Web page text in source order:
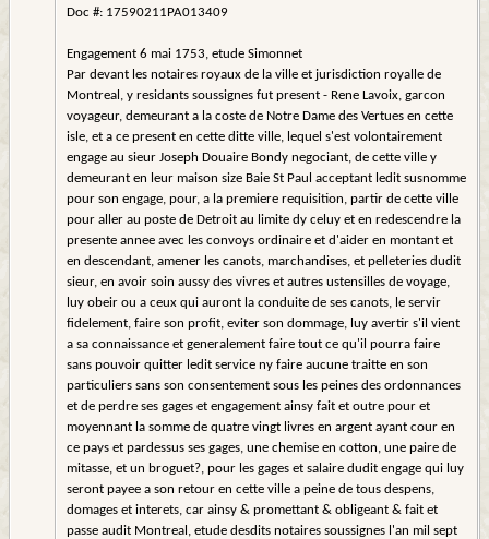
Doc #: 17590211PA013409
Engagement 6 mai 1753, etude Simonnet
Par devant les notaires royaux de la ville et jurisdiction royalle de
Montreal, y residants soussignes fut present - Rene Lavoix, garcon
voyageur, demeurant a la coste de Notre Dame des Vertues en cette
isle, et a ce present en cette ditte ville, lequel s'est volontairement
engage au sieur Joseph Douaire Bondy negociant, de cette ville y
demeurant en leur maison size Baie St Paul acceptant ledit susnomme
pour son engage, pour, a la premiere requisition, partir de cette ville
pour aller au poste de Detroit au limite dy celuy et en redescendre la
presente annee avec les convoys ordinaire et d'aider en montant et
en descendant, amener les canots, marchandises, et pelleteries dudit
sieur, en avoir soin aussy des vivres et autres ustensilles de voyage,
luy obeir ou a ceux qui auront la conduite de ses canots, le servir
fidelement, faire son profit, eviter son dommage, luy avertir s'il vient
a sa connaissance et generalement faire tout ce qu'il pourra faire
sans pouvoir quitter ledit service ny faire aucune traitte en son
particuliers sans son consentement sous les peines des ordonnances
et de perdre ses gages et engagement ainsy fait et outre pour et
moyennant la somme de quatre vingt livres en argent ayant cour en
ce pays et pardessus ses gages, une chemise en cotton, une paire de
mitasse, et un broguet?, pour les gages et salaire dudit engage qui luy
seront payee a son retour en cette ville a peine de tous despens,
domages et interets, car ainsy & promettant & obligeant & fait et
passe audit Montreal, etude desdits notaires soussignes l'an mil sept